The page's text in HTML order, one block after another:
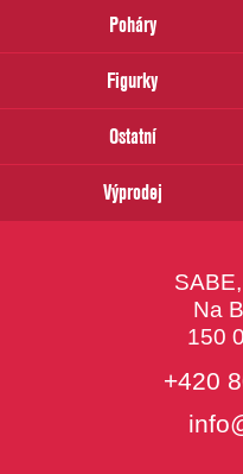
email
Poháry
Figurky
Ostatní
Výprodej
Na
150
+420